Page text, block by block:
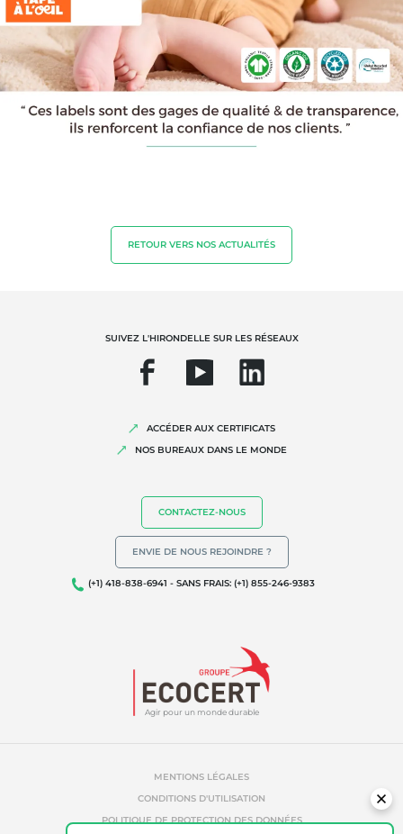
Qualité et securité alimentaire
Biodiversité et changement climatique
RETOUR VERS NOS ACTUALITÉS
Agir pour un monde durable
SUIVEZ L'HIRONDELLE SUR LES RÉSEAUX
ACCÉDER AUX CERTIFICATS
NOS BUREAUX DANS LE MONDE
CONTACTEZ-NOUS
ENVIE DE NOUS REJOINDRE ?
(+1) 418-838-6941 - SANS FRAIS: (+1) 855-246-9383
MENTIONS LÉGALES
CONDITIONS D'UTILISATION
POLITIQUE DE PROTECTION DES DONNÉES